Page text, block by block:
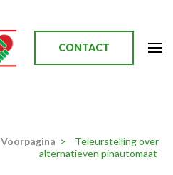
CONTACT
Voorpagina >
Teleurstelling over
alternatieven pinautomaat